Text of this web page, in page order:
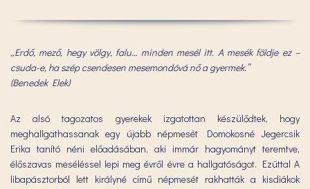
„Erdő, mező, hegy völgy, falu… minden mesél itt. A mesék földje ez –
csuda-e, ha szép csendesen mesemondóvá nő a gyermek.”
(Benedek Elek)
Az alsó tagozatos gyerekek izgatottan készülődtek, hogy
meghallgathassanak egy újabb népmesét Domokosné Jegercsik
Erika tanító néni előadásában, aki immár hagyományt teremtve,
élőszavas meséléssel lepi meg évről évre a hallgatóságot. Ezúttal A
libapásztorból lett királyné című népmesét rakhatták a kisdiákok